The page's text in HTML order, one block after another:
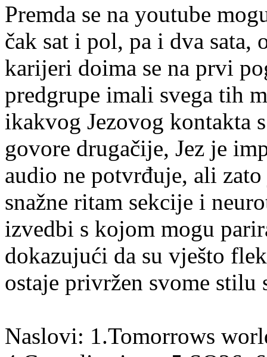
Premda se na youtube
čak sat i pol, pa i dva
karijeri doima se na prvi
predgrupe imali svega tih
ikakvog Jezovog kontakta
govore drugačije, Jez je
audio ne potvrđuje, ali
snažne ritam sekcije i
izvedbi s kojom mogu
dokazujući da su vješto
ostaje privržen svome
Naslovi: 1.Tomorrows